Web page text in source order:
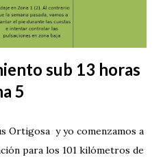
sub 13 horas
5
Ortigosa y yo comenzamos a
para los 101 kilómetros de